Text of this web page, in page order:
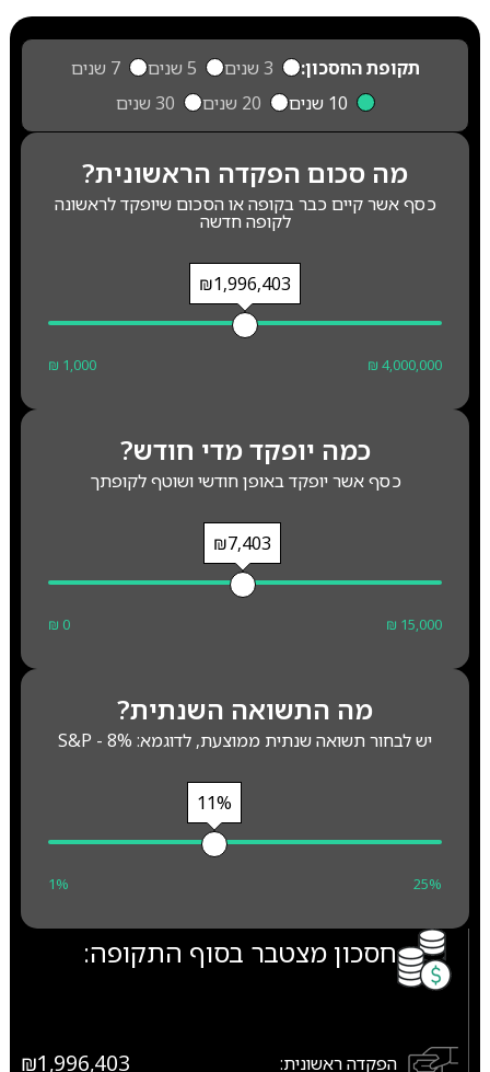
תקופת החסכון: 3 שנים 5 שנים
7 שנים
10 שנים
20 שנים 30 שנים
מה סכום הפקדה הראשונית?
כסף אשר קיים כבר בקופה או הסכום שיופקד לראשונה
לקופה חדשה
₪1,996,403
₪ 1,000 ₪ 4,000,000
כמה יופקד מדי חודש?
כסף אשר יופקד באופן חודשי ושוטף לקופתך
₪7,403
₪ 0 ₪ 15,000
מה התשואה השנתית?
יש לבחור תשואה שנתית ממוצעת, לדוגמא: S&P - 8%
11%
1% 25%
חסכון מצטבר בסוף התקופה:
הפקדה ראשונית: ₪1,996,403